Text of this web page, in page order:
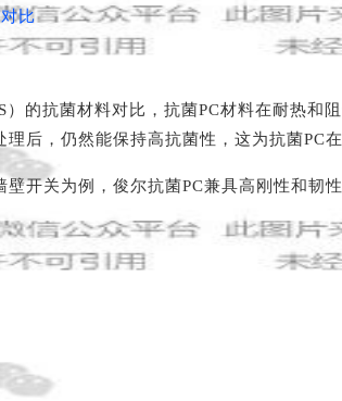
比
）的抗菌材料对比，抗菌PC材料在耐热
后，仍然能保持高抗菌性，这为抗菌PC
壁开关为例，俊尔抗菌PC兼具高刚性和